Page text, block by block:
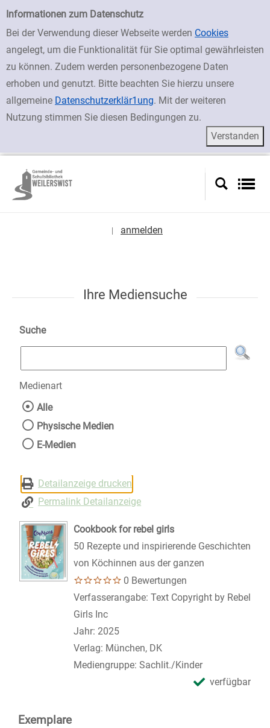
Einfache Suche
Informationen zum Datenschutz
Bei der Verwendung dieser Webseite werden Cookies
angelegt, um die Funktionalität für Sie optimal gewährleisten
zu können. Zudem werden personenbezogene Daten
erhoben und genutzt. Bitte beachten Sie hierzu unsere
allgemeine Datenschutzerklär1ung. Mit der weiteren
Nutzung stimmen Sie diesen Bedingungen zu.
zur Navigation springen
zum Inhalt springen
Zur Detailanzeige springen
anmelden
Ihre Mediensuche
Suche
Medienart
Wählen Sie die Medienart nach der Sie
Alle
Physische Medien
E-Medien
Detailanzeige drucken
Permalink Detailanzeige
Cookbook for rebel girls
50 Rezepte und inspirierende Geschichten
von Köchinnen aus der ganzen
0 Bewertungen
Suche nach diesem Verfasser
Verfasserangabe: Text Copyright by Rebel
Girls Inc
Jahr: 2025
Verlag: München, DK
Mediengruppe: Sachlit./Kinder
verfügbar
Exemplare